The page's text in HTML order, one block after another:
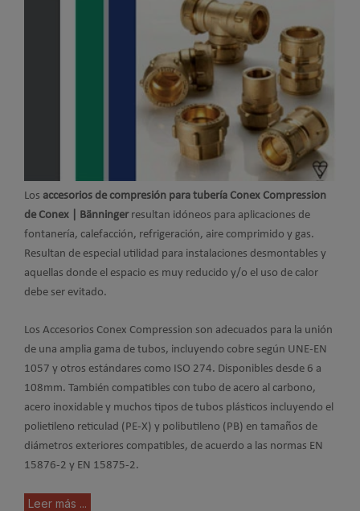
Los accesorios de compresión para tubería Conex Compression
de Conex | Bänninger resultan idóneos para aplicaciones de
fontanería, calefacción, refrigeración, aire comprimido y gas.
Resultan de especial utilidad para instalaciones desmontables y
aquellas donde el espacio es muy reducido y/o el uso de calor
debe ser evitado.
Los Accesorios Conex Compression son adecuados para la unión
de una amplia gama de tubos, incluyendo cobre según UNE-EN
1057 y otros estándares como ISO 274. Disponibles desde 6 a
108mm. También compatibles con tubo de acero al carbono,
acero inoxidable y muchos tipos de tubos plásticos incluyendo el
polietileno reticulad (PE-X) y polibutileno (PB) en tamaños de
diámetros exteriores compatibles, de acuerdo a las normas EN
15876-2 y EN 15875-2.
Leer más ...